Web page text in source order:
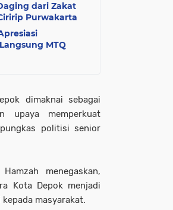
dari Zakat
Purwakarta
MTQ
dimaknai sebagai
upaya memperkuat
politisi senior
menegaskan,
Kota Depok menjadi
masyarakat.